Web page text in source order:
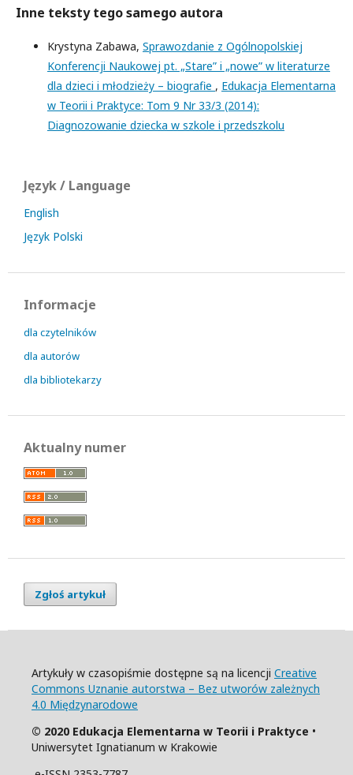
Inne teksty tego samego autora
Krystyna Zabawa, Sprawozdanie z Ogólnopolskiej
Konferencji Naukowej pt. „Stare” i „nowe” w literaturze
dla dzieci i młodzieży – biografie , Edukacja Elementarna
w Teorii i Praktyce: Tom 9 Nr 33/3 (2014):
Diagnozowanie dziecka w szkole i przedszkolu
Język / Language
English
Język Polski
Informacje
dla czytelników
dla autorów
dla bibliotekarzy
Aktualny numer
Zgłoś artykuł
Artykuły w czasopiśmie dostępne są na licencji Creative
Commons Uznanie autorstwa – Bez utworów zależnych
4.0 Międzynarodowe
© 2020 Edukacja Elementarna w Teorii i Praktyce •
Uniwersytet Ignatianum w Krakowie